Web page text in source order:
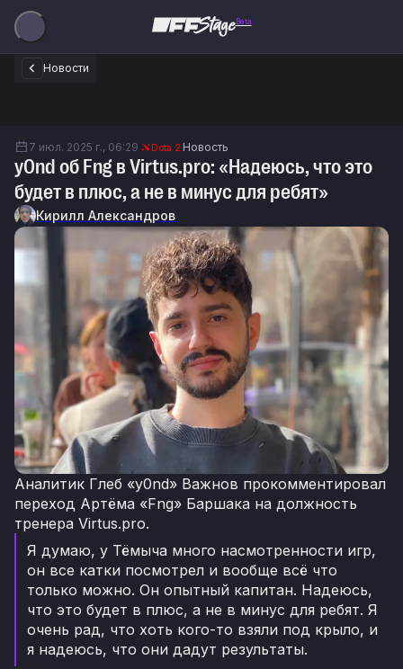
Beta
Новости
7 июл. 2025 г., 06:29 Dota 2 Новость
y0nd об Fng в Virtus.pro: «Надеюсь, что это
будет в плюс, а не в минус для ребят»
Кирилл Александров
Аналитик Глеб «y0nd» Важнов прокомментировал
переход Артёма «Fng» Баршака на должность
тренера Virtus.pro.
Я думаю, у Тёмыча много насмотренности игр,
он все катки посмотрел и вообще всё что
только можно. Он опытный капитан. Надеюсь,
что это будет в плюс, а не в минус для ребят. Я
очень рад, что хоть кого-то взяли под крыло, и
я надеюсь, что они дадут результаты.